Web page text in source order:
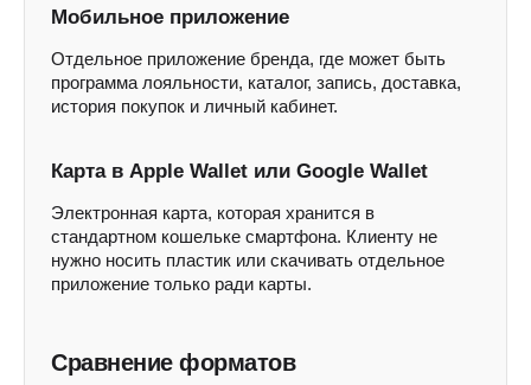
Мобильное приложение
Отдельное приложение бренда, где может быть
программа лояльности, каталог, запись, доставка,
история покупок и личный кабинет.
Карта в Apple Wallet или Google Wallet
Электронная карта, которая хранится в
стандартном кошельке смартфона. Клиенту не
нужно носить пластик или скачивать отдельное
приложение только ради карты.
Сравнение форматов